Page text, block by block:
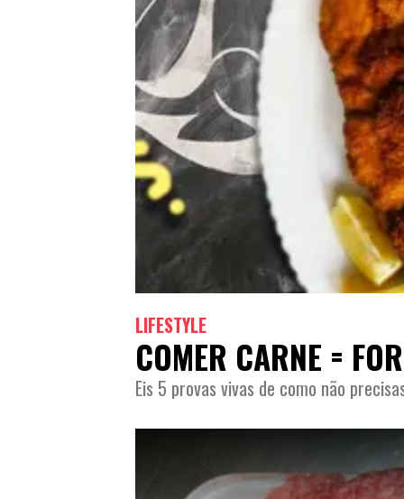
LIFESTYLE
COMER CARNE =
Eis 5 provas vivas de como não